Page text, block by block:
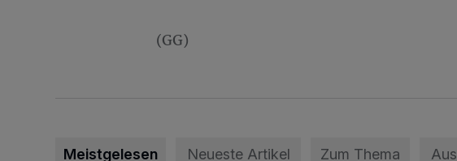
(GG)
Meistgelesen Neueste Artikel Zum Thema